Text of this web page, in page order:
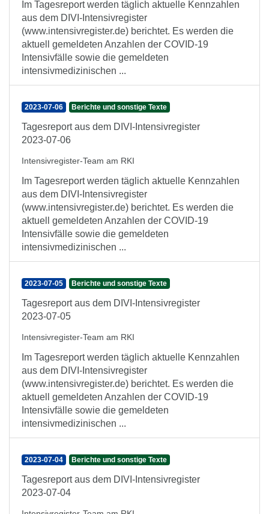
Im Tagesreport werden täglich aktuelle Kennzahlen
aus dem DIVI-Intensivregister
(www.intensivregister.de) berichtet. Es werden die
aktuell gemeldeten Anzahlen der COVID-19
Intensivfälle sowie die gemeldeten
intensivmedizinischen ...
2023-07-06 Berichte und sonstige Texte
Tagesreport aus dem DIVI-Intensivregister
2023-07-06
Intensivregister-Team am RKI
Im Tagesreport werden täglich aktuelle Kennzahlen
aus dem DIVI-Intensivregister
(www.intensivregister.de) berichtet. Es werden die
aktuell gemeldeten Anzahlen der COVID-19
Intensivfälle sowie die gemeldeten
intensivmedizinischen ...
2023-07-05 Berichte und sonstige Texte
Tagesreport aus dem DIVI-Intensivregister
2023-07-05
Intensivregister-Team am RKI
Im Tagesreport werden täglich aktuelle Kennzahlen
aus dem DIVI-Intensivregister
(www.intensivregister.de) berichtet. Es werden die
aktuell gemeldeten Anzahlen der COVID-19
Intensivfälle sowie die gemeldeten
intensivmedizinischen ...
2023-07-04 Berichte und sonstige Texte
Tagesreport aus dem DIVI-Intensivregister
2023-07-04